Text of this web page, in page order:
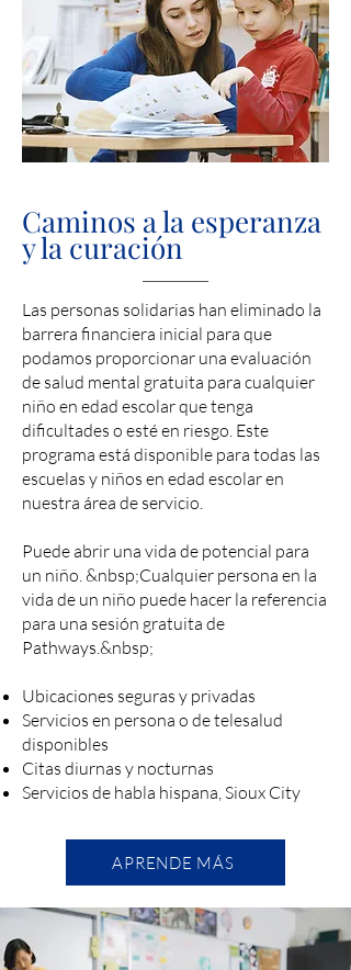
Caminos a la esperanza
y la curación
Las personas solidarias han eliminado la
barrera financiera inicial para que
podamos proporcionar una evaluación
de salud mental gratuita para cualquier
niño en edad escolar que tenga
dificultades o esté en riesgo. Este
programa está disponible para todas las
escuelas y niños en edad escolar en
nuestra área de servicio.
Puede abrir una vida de potencial para
un niño. &nbsp;Cualquier persona en la
vida de un niño puede hacer la referencia
para una sesión gratuita de
Pathways.&nbsp;
Ubicaciones seguras y privadas
Servicios en persona o de telesalud
disponibles
Citas diurnas y nocturnas
Servicios de habla hispana, Sioux City
APRENDE MÁS